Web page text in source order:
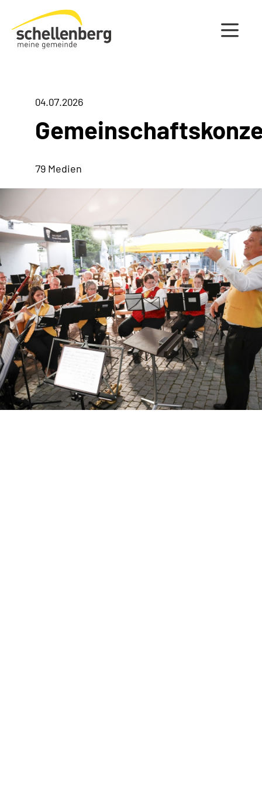
Gemeinde Schellenberg Startseite
04.07.2026
79 Medien